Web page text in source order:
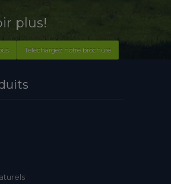
plus!
Téléchargez notre brochure